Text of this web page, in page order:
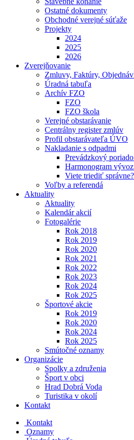
Ostatné dokumenty
Obchodné verejné súťaže
Projekty
2024
2025
2026
Zverejňovanie
Zmluvy, Faktúry,
Úradná tabuľa
Archív FZO
FZO
FZO škola
Verejné obstarávanie
Centrálny register zmlúv
Profil obstarávateľa ÚVO
Nakladanie s odpadmi
Prevádzkový
Harmonogram
Viete triediť správne?
Voľby a referendá
Aktuality
Aktuality
Kalendár akcií
Fotogalérie
Rok 2018
Rok 2019
Rok 2020
Rok 2021
Rok 2022
Rok 2023
Rok 2024
Rok 2025
Športové akcie
Rok 2019
Rok 2020
Rok 2024
Rok 2025
Smútočné oznamy
Organizácie
Spolky a združenia
Šport v obci
Hrad Dobrá Voda
Turistika v okolí
Kontakt
Kontakt
Oznamy